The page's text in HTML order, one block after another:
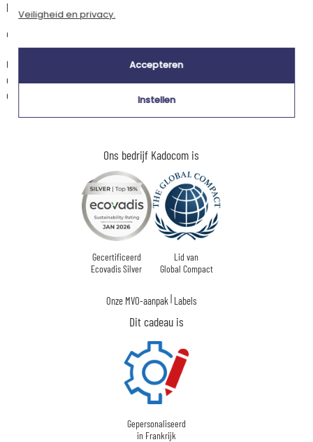
Ons bedrijf Kadocom is
Gecertificeerd
Ecovadis Silver
Lid van
Global Compact
Onze MVO-aanpak Labels
Dit cadeau is
Gepersonaliseerd
in Frankrijk
liefdesboodschap, felicitaties of gewoon om plezier te doen.
🖨️ Een verzorgde drukkwaliteit
Gedrukt op kwaliteitskarton, combineert de kaart Deauville kustcharme
en hoogwaardige weergave, voor een resultaat dat even aangenaam is
om te geven als om te ontvangen.
Veiligheid en privacy.
Accepteren
Instellen